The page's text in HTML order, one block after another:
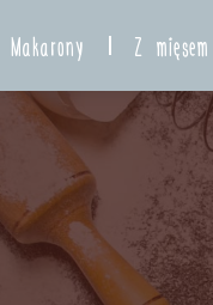
Makarony Z mięsem